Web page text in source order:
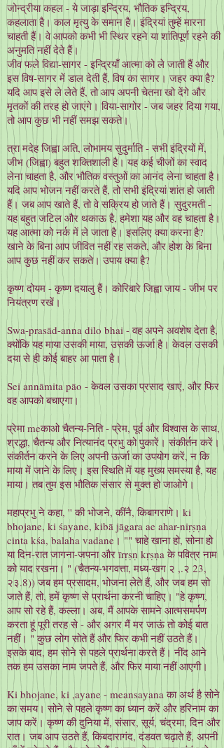
जोन्द्रीया कहल - ये जाड़ा इन्द्रिय, भौतिक इन्द्रिय,
कहलाता है। काल मृत्यु के समान है। इंद्रियां तुम्हें मारना
चाहती हैं। वे आपको कभी भी स्थिर रहने या शांतिपूर्ण रहने की
अनुमति नहीं देते हैं।
जीव फले विद्या-सागर - इन्द्रियाँ आत्मा को ले जाती हैं और
इस विष-सागर में डाल देती हैं, विष का सागर। जहर क्या है?
यदि आप इसे ले लेते हैं, तो आप अपनी चेतना खो देंगे और
मृतकों की तरह हो जाएंगे। विया-सागोर - जब जहर दिया गया,
तो आप कुछ भी नहीं समझ सकते।
त्रा मदेह जिह्वा अति, लोभामय सुदुर्माति - सभी इंद्रियों में,
जीभ (जिह्वा) बहुत शक्तिशाली है। यह कई चीजों का स्वाद
लेना चाहता है, और भौतिक वस्तुओं का आनंद लेना चाहता है।
यदि आप भोजन नहीं करते हैं, तो सभी इंद्रियां शांत हो जाती
हैं। जब आप खाते हैं, तो वे सक्रिय हो जाते हैं। सुदुरमती -
यह बहुत जटिल और थकाऊ है, हमेशा यह और वह चाहता है।
यह आत्मा को नर्क में ले जाता है। इसलिए क्या करना है?
खाने के बिना आप जीवित नहीं रह सकते, और होश के बिना
आप कुछ नहीं कर सकते। उपाय क्या है?
कृष्ण दोयम - कृष्ण दयालु हैं। कोरिबारे जिह्वा जाय - जीभ पर
नियंत्रण रखें।
Swa-prasād-anna dilo bhai - वह अपने अवशेष देता है,
क्योंकि यह माया उसकी माया, उसकी ऊर्जा है। केवल उसकी
दया से ही कोई बाहर आ पाता है।
Sei annāmita pāo - केवल उसका प्रसाद खाएं, और फिर
वह आपको बचाएगा।
प्रेमा meकाओ चैतन्य-निति - प्रेम, पूर्व और विश्वास के साथ,
श्रद्धा, चैतन्य और नित्यानंद प्रभु को पुकारें। संकीर्तन करें।
संकीर्तन करने के लिए अपनी ऊर्जा का उपयोग करें, न कि
माया में जाने के लिए। इस स्थिति में यह मुख्य समस्या है, यह
माया। तब तुम इस भौतिक संसार से मुक्त हो जाओगे।
महाप्रभु ने कहा, '' की भोजने, कींनै, किबागराणे। ki
bhojane, ki śayane, kibā jāgara ae ahar-niṛṣṇa
cinta kśa, balaha vadane। "" चाहे खाना हो, सोना हो
या दिन-रात जागना-जपना और īrṛṣṇ kṛṣṇa के पवित्र नाम
को याद रखना। " (चैतन्य-भगवत्ता, मध्य-खग २ ,.२ 23,
२३.8)) जब हम प्रसादम, भोजना लेते हैं, और जब हम सो
जाते हैं, तो, हमें कृष्ण से प्रार्थना करनी चाहिए। "हे कृष्ण,
आप सो रहे हैं, कल्ला। अब, मैं आपके सामने आत्मसमर्पण
करता हूं पूरी तरह से - और अगर मैं मर जाऊं तो कोई बात
नहीं। " कुछ लोग सोते हैं और फिर कभी नहीं उठते हैं।
इसके बाद, हम सोने से पहले प्रार्थना करते हैं। नींद आने
तक हम उसका नाम जपते हैं, और फिर माया नहीं आएगी।
Ki bhojane, ki ,ayane - meansayana का अर्थ है सोने
का समय। सोने से पहले कृष्ण का ध्यान करें और हरिनाम का
जाप करें। कृष्ण की दुनिया में, संसार, सूर्य, चंद्रमा, दिन और
रात। जब आप उठते हैं, किबदारागंद, दंडवत चढ़ाते हैं, अपनी